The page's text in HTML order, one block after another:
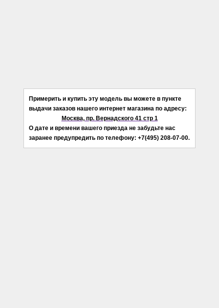
Примерить и купить эту модель вы можете в пункте
выдачи заказов нашего интернет магазина по адресу:
Москва, пр. Вернадского 41 стр 1
О дате и времени вашего приезда не забудьте нас
заранее предупредить по телефону: +7(495) 208-07-00.